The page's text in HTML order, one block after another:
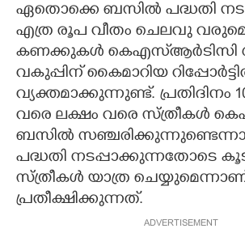
ഏതൊക്കെ ബസിൽ പദ്ധതി
എത്ര രൂപ വീതം ചെലവു
കണക്കുകൾ കെഎസ്ആർടിസി
വകുപ്പിന് കൈമാറിയ
വ്യക്തമാക്കുന്നുണ്ട്. പ്രതിദിനം
വരെ ലക്ഷം വരെ സ്ത്രീകൾ
ബസിൽ
പദ്ധതി നടപ്പാക്കുന്നതോടെ
സ്ത്രീകൾ യാത്ര
പ്രതീക്ഷിക്കുന്നത്.
ADVERTISEMENT